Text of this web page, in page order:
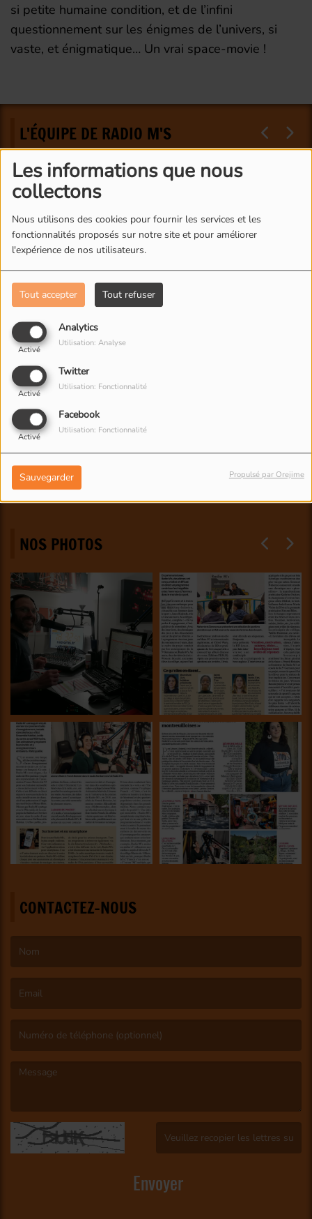
Les informations que nous
collectons
Nous utilisons des cookies pour fournir les services et les
fonctionnalités proposés sur notre site et pour améliorer
l'expérience de nos utilisateurs.
Tout accepter Tout refuser
Analytics
Activé
Utilisation: Analyse
Twitter
Activé
Utilisation: Fonctionnalité
Facebook
Activé
Utilisation: Fonctionnalité
Sauvegarder Propulsé par Orejime
si petite humaine condition, et de l’infini
questionnement sur les énigmes de l’univers, si
vaste, et énigmatique… Un vrai space-movie !
L'ÉQUIPE DE RADIO M'S
NOS PHOTOS
CONTACTEZ-NOUS
Envoyer